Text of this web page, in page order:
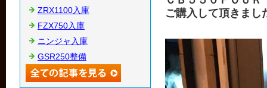
ご購入して頂きまし
ZRX1100入庫
FZX750入庫
ニンジャ入庫
GSR250整備